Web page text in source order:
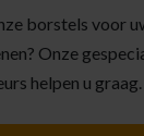
borstels voor
Onze
helpen u graag.